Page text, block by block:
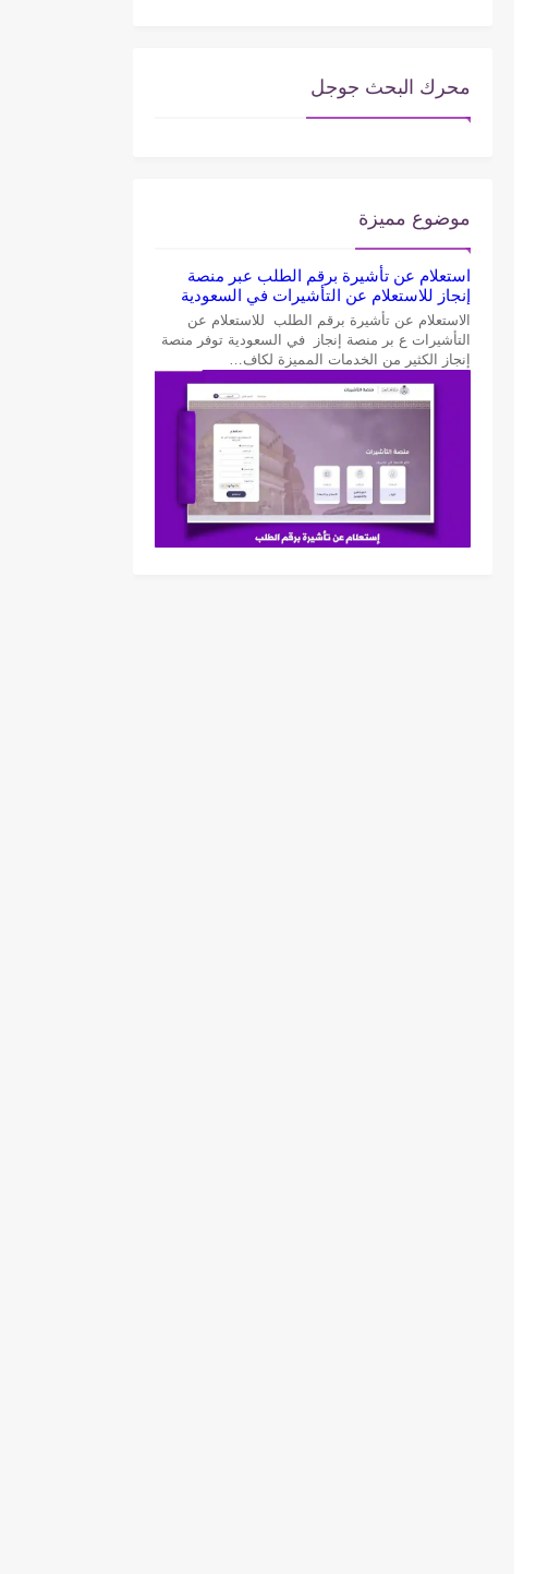
محرك البحث جوجل
موضوع مميزة
استعلام عن تأشيرة برقم الطلب عبر منصة
إنجاز للاستعلام عن التأشيرات في السعودية
الاستعلام عن تأشيرة برقم الطلب للاستعلام عن
التأشيرات ع بر منصة إنجاز في السعودية توفر منصة
إنجاز الكثير من الخدمات المميزة لكاف…